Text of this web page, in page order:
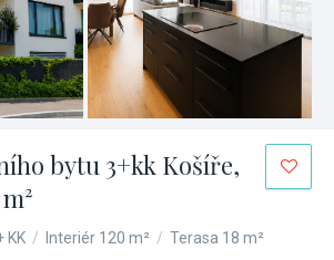
bytu 3+kk Košíře,
KK / Interiér 120 m² / Terasa 18 m²